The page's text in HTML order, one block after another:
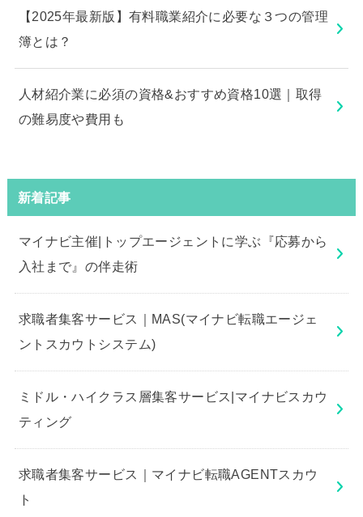
【2025年最新版】有料職業紹介に必要な３つの管理
簿とは？
人材紹介業に必須の資格&おすすめ資格10選｜取得
の難易度や費用も
新着記事
マイナビ主催|トップエージェントに学ぶ『応募から
入社まで』の伴走術
求職者集客サービス｜MAS(マイナビ転職エージェ
ントスカウトシステム)
ミドル・ハイクラス層集客サービス|マイナビスカウ
ティング
求職者集客サービス｜マイナビ転職AGENTスカウ
ト